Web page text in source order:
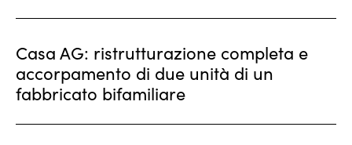
Casa AG: ristrutturazione completa e
accorpamento di due unità di un
fabbricato bifamiliare